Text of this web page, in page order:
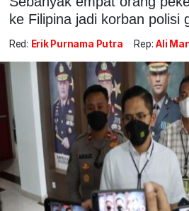
ke Filipina jadi korban polisi
Red: Erik Purnama Putra Rep: Ali